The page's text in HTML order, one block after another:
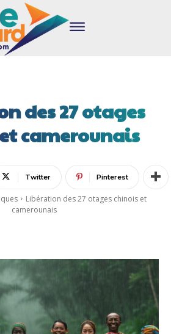
des 27 otages
camerounais
Twitter Pinterest
Libération des 27 otages chinois et
camerounais